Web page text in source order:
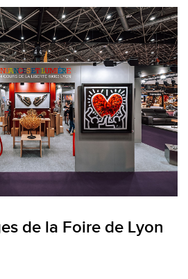
de la Foire de Lyon